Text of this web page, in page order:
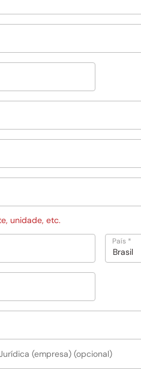
unidade, etc.
País *
Brasil
(empresa) (opcional)